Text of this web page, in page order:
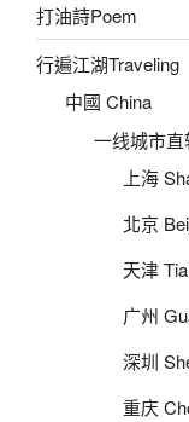
打油詩Poem
行遍江湖Traveling
中國 China
一线城市
上海
北京
天津
广州
深圳
重庆